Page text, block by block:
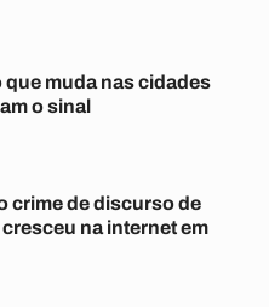
que muda nas cidades
o sinal
crime de discurso de
na internet em